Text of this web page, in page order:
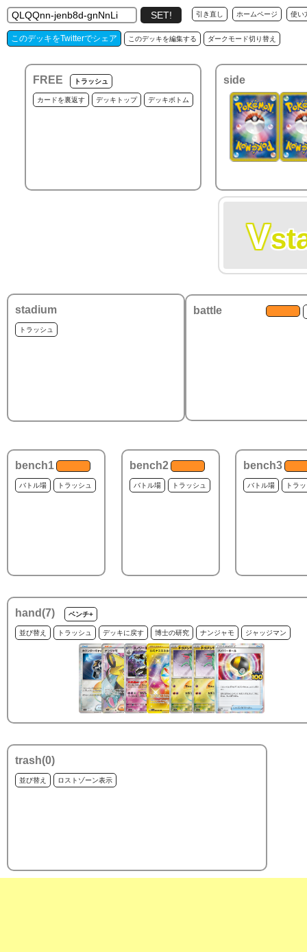
引き直し ホームページ 使い
このデッキをTwitterでシェア このデッキを編集する ダークモード切り替え
FREE トラッシュ
カードを裏返す デッキトップ デッキボトム
side
V
stadium
トラッシュ
battle
bench1
バトル場 トラッシュ
bench2
バトル場 トラッシュ
bench3
バトル場 トラ
hand(7) ベンチ+
並び替え トラッシュ デッキに戻す 博士の研究 ナンジャモ ジャッジマン
trash(0)
並び替え ロストゾーン表示